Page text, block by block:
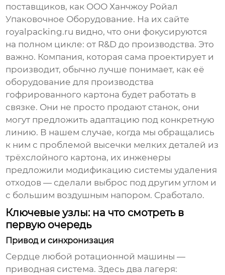
поставщиков, как ООО Ханчжоу Ройал
Упаковочное Оборудование. На их сайте
royalpacking.ru видно, что они фокусируются
на полном цикле: от R&D до производства. Это
важно. Компания, которая сама проектирует и
производит, обычно лучше понимает, как её
оборудование для производства
гофрированного картона будет работать в
связке. Они не просто продают станок, они
могут предложить адаптацию под конкретную
линию. В нашем случае, когда мы обращались
к ним с проблемой высечки мелких деталей из
трёхслойного картона, их инженеры
предложили модификацию системы удаления
отходов — сделали выброс под другим углом и
с большим воздушным напором. Сработало.
Ключевые узлы: на что смотреть в
первую очередь
Привод и синхронизация
Сердце любой ротационной машины —
приводная система. Здесь два лагеря: